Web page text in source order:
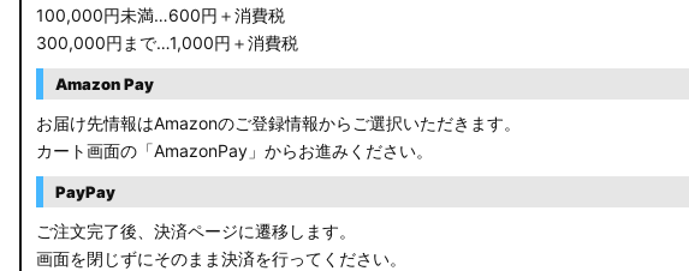
100,000円未満…600円＋消費税
300,000円まで…1,000円＋消費税
Amazon Pay
お届け先情報はAmazonのご登録情報からご選択いただきます。
カート画面の「AmazonPay」からお進みください。
PayPay
ご注文完了後、決済ページに遷移します。
画面を閉じずにそのまま決済を行ってください。